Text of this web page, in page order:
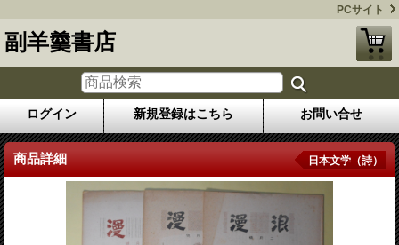
PCサイト
副羊羹書店
ログイン 新規登録はこちら お問い合せ
商品詳細 日本文学（詩）